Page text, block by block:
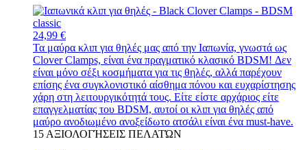
24,99 €
Τα μαύρα κλιπ για θηλές μας από την Ιαπωνία, γνωστά ως
Clover Clamps, είναι ένα πραγματικό κλασικό BDSM! Δεν
είναι μόνο σέξι κοσμήματα για τις θηλές, αλλά παρέχουν
επίσης ένα συγκλονιστικό αίσθημα πόνου και ευχαρίστησης
χάρη στη λειτουργικότητά τους. Είτε είστε αρχάριος είτε
επαγγελματίας του BDSM, αυτοί οι κλιπ για θηλές από
μαύρο ανοδιωμένο ανοξείδωτο ατσάλι είναι ένα must-have.
15 ΑΞΙΟΛΟΓΉΣΕΙΣ ΠΕΛΑΤΏΝ